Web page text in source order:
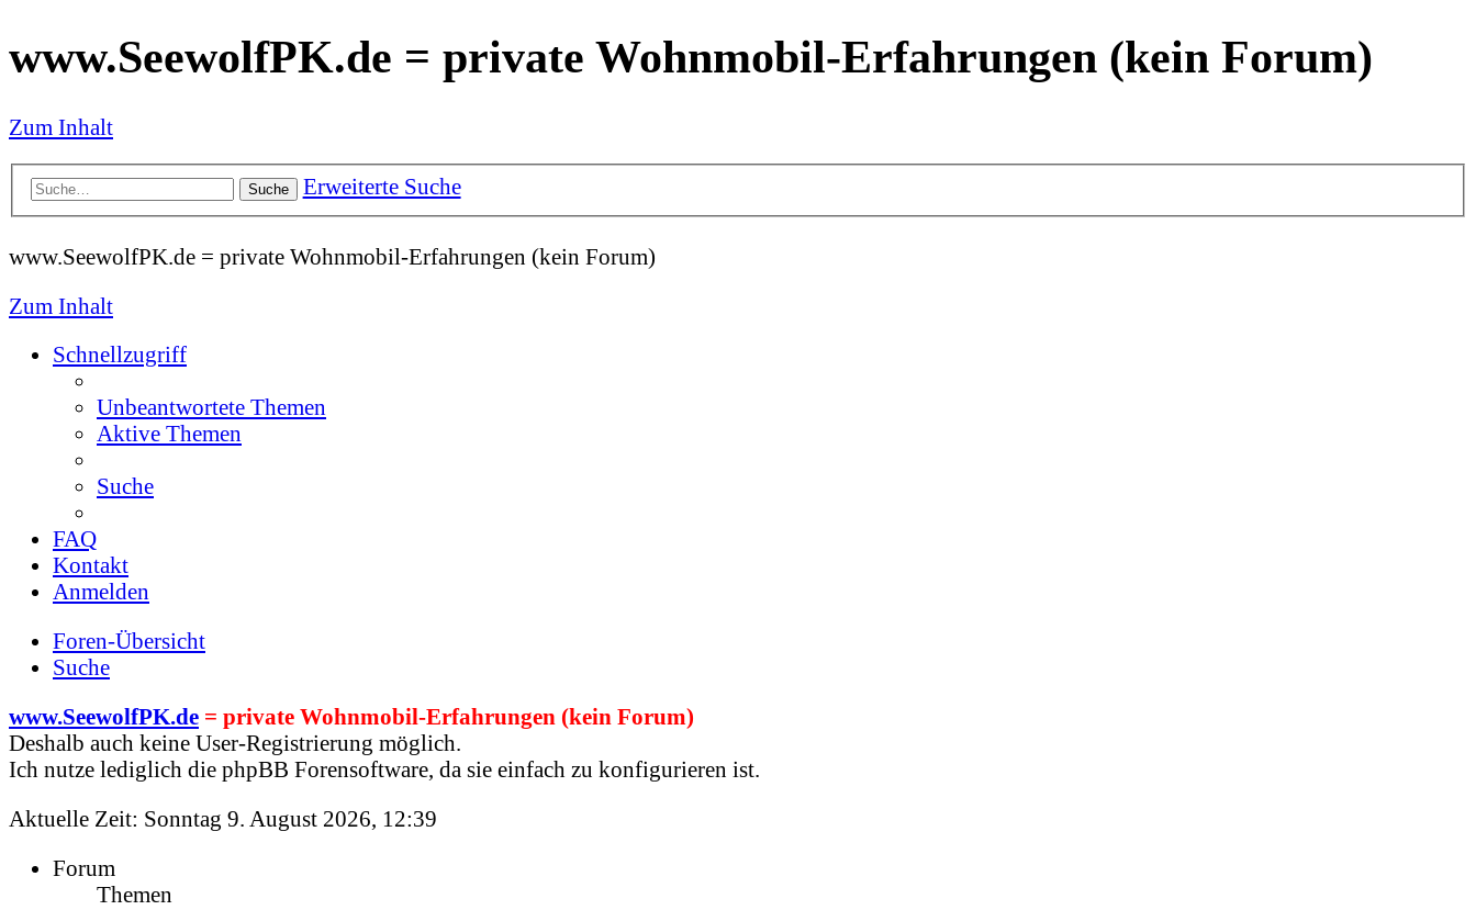
www.SeewolfPK.de = private Wohnmobil-Erfahrungen (kein Forum)
Zum Inhalt
Suche Erweiterte Suche
www.SeewolfPK.de = private Wohnmobil-Erfahrungen (kein Forum)
Zum Inhalt
Schnellzugriff
Unbeantwortete Themen
Aktive Themen
Suche
FAQ
Kontakt
Anmelden
Foren-Übersicht
Suche
www.SeewolfPK.de = private Wohnmobil-Erfahrungen (kein Forum)
Deshalb auch keine User-Registrierung möglich.
Ich nutze lediglich die phpBB Forensoftware, da sie einfach zu konfigurieren ist.
Aktuelle Zeit: Sonntag 9. August 2026, 12:39
Forum
Themen